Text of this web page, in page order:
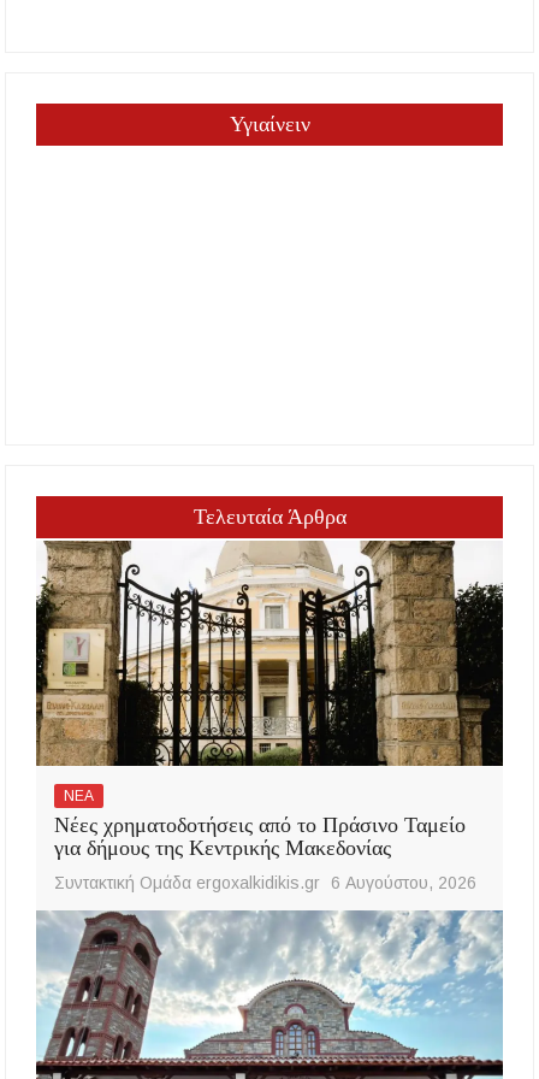
Υγιαίνειν
Τελευταία Άρθρα
ΝΕΑ
Νέες χρηματοδοτήσεις από το Πράσινο Ταμείο
για δήμους της Κεντρικής Μακεδονίας
Συντακτική Ομάδα ergoxalkidikis.gr 6 Αυγούστου, 2026